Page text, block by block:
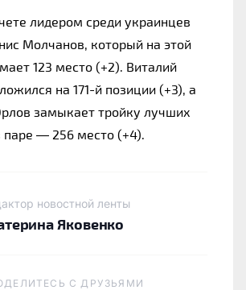
лидером среди украинцев
Молчанов, который на этой
123 место (+2). Виталий
на 171-й позиции (+3), а
замыкает тройку лучших
паре — 256 место (+4).
новостной ленты
Яковенко
C ДРУЗЬЯМИ